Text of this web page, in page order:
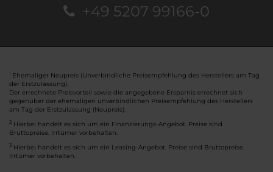
+49 5207 99166-0
Ehemaliger Neupreis (Unverbindliche Preisempfehlung des Herstellers am Tag
der Erstzulassung).
Der errechnete Preisvorteil sowie die angegebene Ersparnis errechnet sich
gegenüber der ehemaligen unverbindlichen Preisempfehlung des Herstellers
am Tag der Erstzulassung (Neupreis).
2 Hierbei handelt es sich um ein Finanzierungs-Angebot. Preise sind
Bruttopreise. Irrtümer vorbehalten.
3 Hierbei handelt es sich um ein Leasing-Angebot. Preise sind Bruttopreise.
Irrtümer vorbehalten.